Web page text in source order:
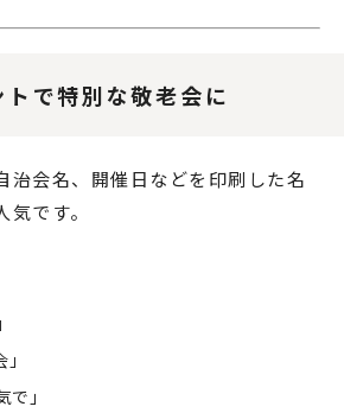
で特別な敬老会に
治会名、開催日などを印刷した名
です。
で」